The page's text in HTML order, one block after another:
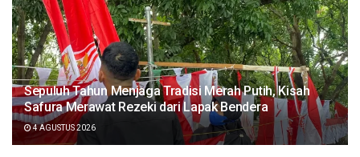
Sepuluh Tahun Menjaga Tradisi Merah Putih, Kisah
Safura Merawat Rezeki dari Lapak Bendera
4 AGUSTUS 2026